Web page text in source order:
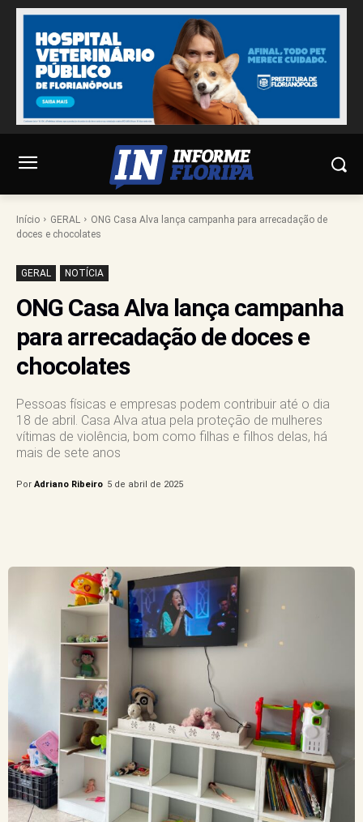
Início GERAL
ONG Casa Alva lança campanha para arrecadação de
doces e chocolates
GERAL NOTÍCIA
ONG Casa Alva lança campanha
para arrecadação de doces e
chocolates
Pessoas físicas e empresas podem contribuir até o dia
18 de abril. Casa Alva atua pela proteção de mulheres
vítimas de violência, bom como filhas e filhos delas, há
mais de sete anos
Por Adriano Ribeiro 5 de abril de 2025